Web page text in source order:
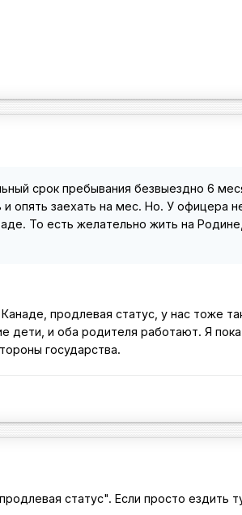
срок пребывания безвыездно 6
опять заехать на мес. Но. У офицера
То есть желательно жить на
продлевая статус, у нас тоже
дети, и оба родителя работают. Я пока
государства.
статус". Если просто ездить